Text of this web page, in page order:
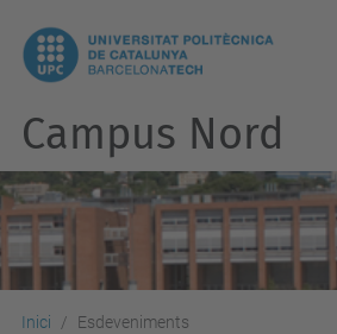
Campus Nord
Inici Esdeveniments